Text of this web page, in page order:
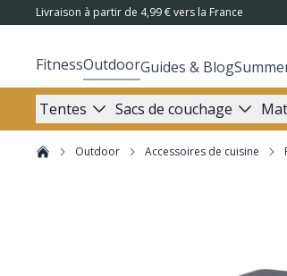
Livraison à partir de 4,99 € vers la France
FitnessOutdoorGuides & Blog
Tentes Sacs de couchage
Outdoor Accessoires de cuisine